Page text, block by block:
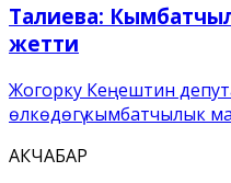
Талиева:
жетти
Жогорку Кеңештин
өлкөдөгү кымбатчылык
АКЧАБАР